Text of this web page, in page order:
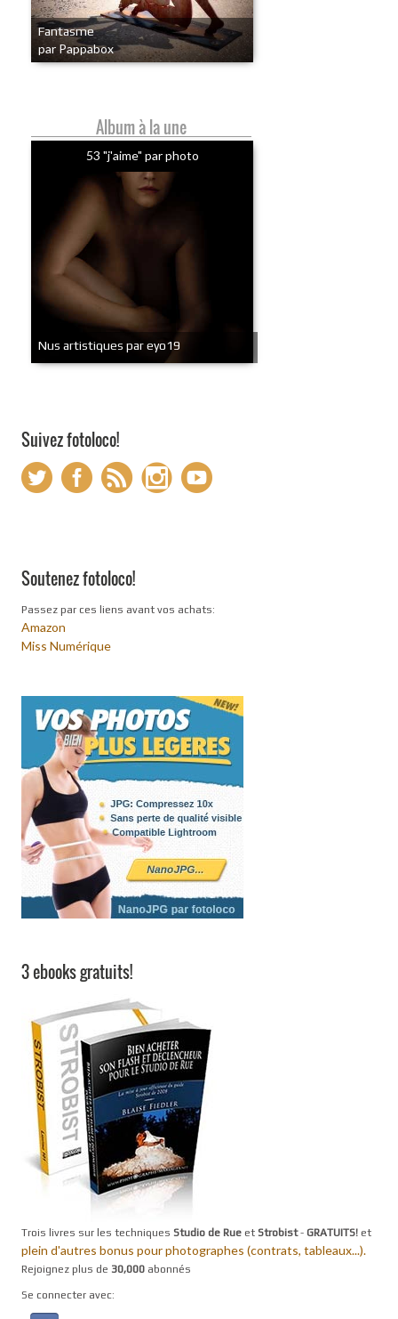
Fantasme
par Pappabox
Album à la une
53 "j'aime" par photo
Nus artistiques par eyo19
Suivez fotoloco!
Soutenez fotoloco!
Passez par ces liens avant vos achats:
Amazon
Miss Numérique
3 ebooks gratuits!
Trois livres sur les techniques Studio de Rue et Strobist- GRATUITS! et
plein d'autres bonus pour photographes (contrats, tableaux...).
Rejoignez plus de 30,000 abonnés
Se connecter avec: